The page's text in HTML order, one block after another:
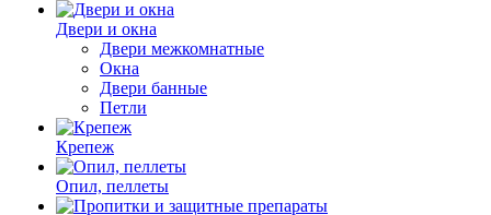
Двери и окна
Двери межкомнатные
Окна
Двери банные
Петли
Крепеж
Опил, пеллеты